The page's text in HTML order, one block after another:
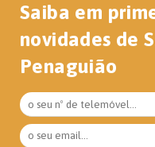
Saiba em
novidades de
Penaguião